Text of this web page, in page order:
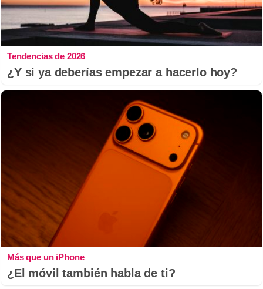
Tendencias de 2026
¿Y si ya deberías empezar a hacerlo hoy?
Más que un iPhone
¿El móvil también habla de ti?